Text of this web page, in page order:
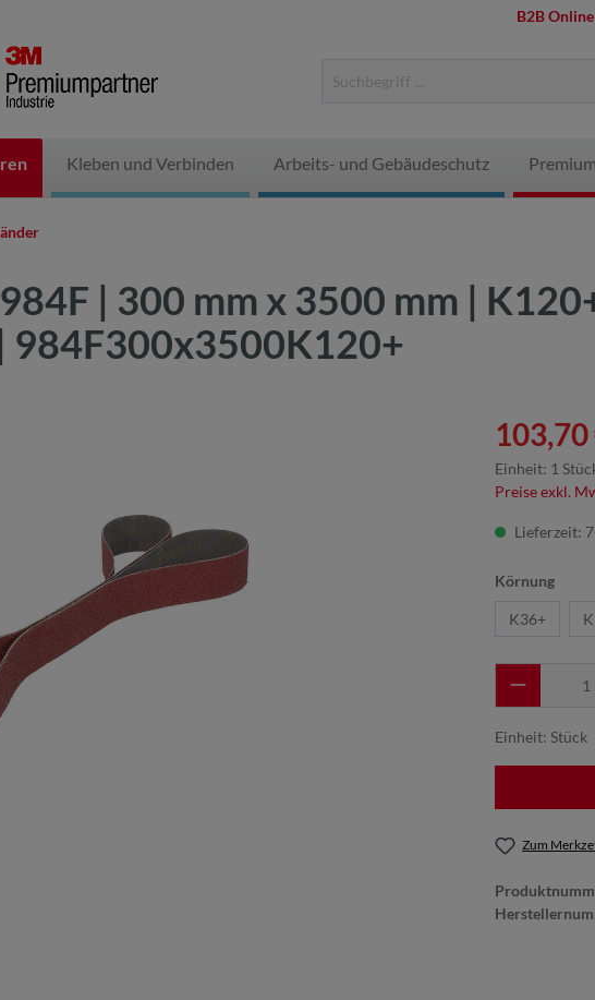
B2B
Kleben und Verbinden Arbeits- und Gebäudeschutz
| 300 mm x 3500 mm |
984F300x3500K120+
103,70
Einheit: 1
Preise exkl.
Lieferzeit:
Körnung
K36+
Einheit: Stück
Zum